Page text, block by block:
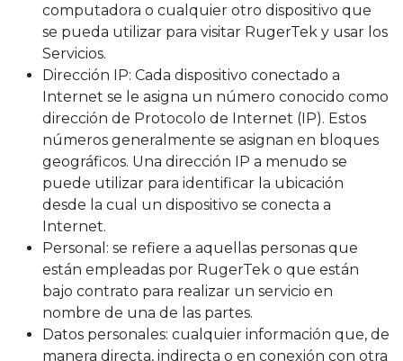
computadora o cualquier otro dispositivo que
se pueda utilizar para visitar RugerTek y usar los
Servicios.
Dirección IP: Cada dispositivo conectado a
Internet se le asigna un número conocido como
dirección de Protocolo de Internet (IP). Estos
números generalmente se asignan en bloques
geográficos. Una dirección IP a menudo se
puede utilizar para identificar la ubicación
desde la cual un dispositivo se conecta a
Internet.
Personal: se refiere a aquellas personas que
están empleadas por RugerTek o que están
bajo contrato para realizar un servicio en
nombre de una de las partes.
Datos personales: cualquier información que, de
manera directa, indirecta o en conexión con otra